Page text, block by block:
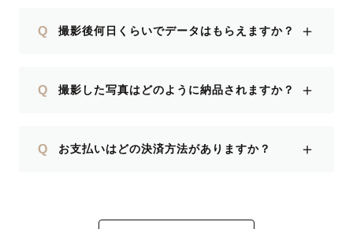
Q 撮影後何日くらいでデータはもらえますか？ ＋
Q 撮影した写真はどのように納品されますか？ ＋
Q お支払いはどの決済方法がありますか？ ＋